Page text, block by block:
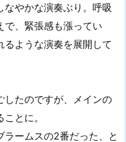
やかな演奏ぶり。呼吸
で、緊張感も漲ってい
ような演奏を展開して
したのですが、メインの
とに。
ームスの2番だった、と